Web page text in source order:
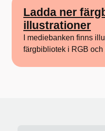
Ladda ner
illustrationer
I mediebanken finns
färgbibliotek i RGB och